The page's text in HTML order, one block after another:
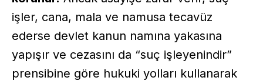
işler, cana, mala ve namusa tecavüz
ederse devlet kanun namına yakasına
yapışır ve cezasını da “suç işleyenindir”
prensibine göre hukuki yolları kullanarak